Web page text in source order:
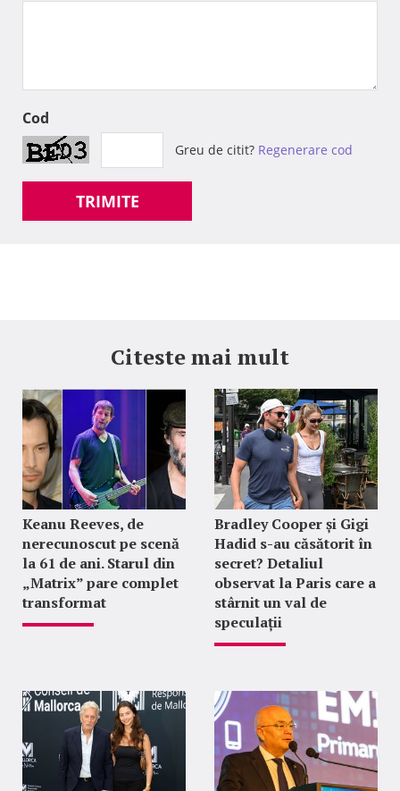
Cod
Greu de citit? Regenerare cod
TRIMITE
Citeste mai mult
Keanu Reeves, de
nerecunoscut pe scenă
la 61 de ani. Starul din
„Matrix” pare complet
transformat
Bradley Cooper și Gigi
Hadid s-au căsătorit în
secret? Detaliul
observat la Paris care a
stârnit un val de
speculații